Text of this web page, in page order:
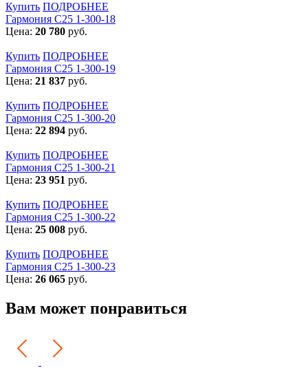
Купить ПОДРОБНЕЕ
Гармония С25 1-300-18
Цена: 20 780 руб.
Купить ПОДРОБНЕЕ
Гармония С25 1-300-19
Цена: 21 837 руб.
Купить ПОДРОБНЕЕ
Гармония С25 1-300-20
Цена: 22 894 руб.
Купить ПОДРОБНЕЕ
Гармония С25 1-300-21
Цена: 23 951 руб.
Купить ПОДРОБНЕЕ
Гармония С25 1-300-22
Цена: 25 008 руб.
Купить ПОДРОБНЕЕ
Гармония С25 1-300-23
Цена: 26 065 руб.
Вам может понравиться